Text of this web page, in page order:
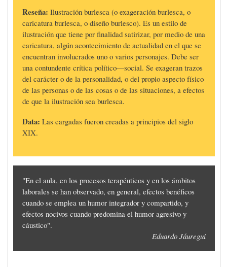
Reseña: Ilustración burlesca (o exageración burlesca, o
caricatura burlesca, o diseño burlesco). Es un estilo de
ilustración que tiene por finalidad satirizar, por medio de una
caricatura, algún acontecimiento de actualidad en el que se
encuentran involucrados uno o varios personajes. Debe ser
una contundente crítica político—social. Se exageran trazos
del carácter o de la personalidad, o del propio aspecto físico
de las personas o de las cosas o de las situaciones, a efectos
de que la ilustración sea burlesca.
Data: Las cargadas fueron creadas a principios del siglo
XIX.
"En el aula, en los procesos terapéuticos y en los ámbitos
laborales se han observado, en general, efectos benéficos
cuando se emplea un humor integrador y compartido, y
efectos nocivos cuando predomina el humor agresivo y
cáustico".
Eduardo Jáuregui